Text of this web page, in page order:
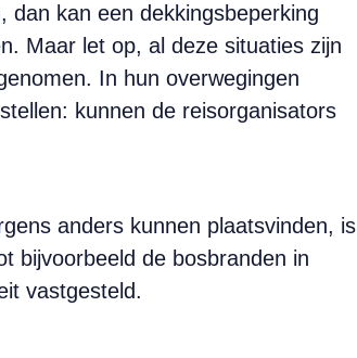
dan kan een dekkings­beperking
Maar let op, al deze situaties zijn
In hun overwegingen
kunnen de reisorganisators
anders kunnen plaatsvinden, is
bijvoorbeeld de bosbranden in
vastgesteld.